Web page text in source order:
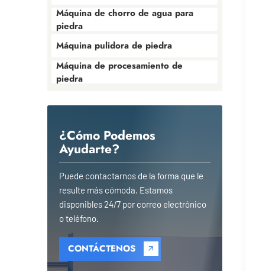
Máquina de chorro de agua para
piedra
Máquina pulidora de piedra
Máquina de procesamiento de
piedra
¿Cómo Podemos
Ayudarte?
Puede contactarnos de la forma que le
resulte más cómoda. Estamos
disponibles 24/7 por correo electrónico
o teléfono.
CONTÁCTENOS